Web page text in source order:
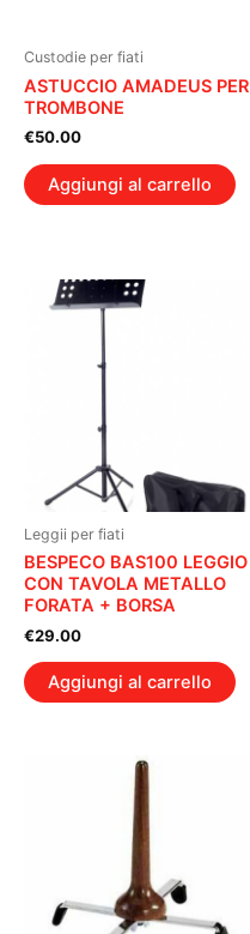
Custodie per fiati
ASTUCCIO AMADEUS PER
TROMBONE
€50.00
Aggiungi al carrello
Leggii per fiati
BESPECO BAS100 LEGGIO
CON TAVOLA METALLO
FORATA + BORSA
€29.00
Aggiungi al carrello